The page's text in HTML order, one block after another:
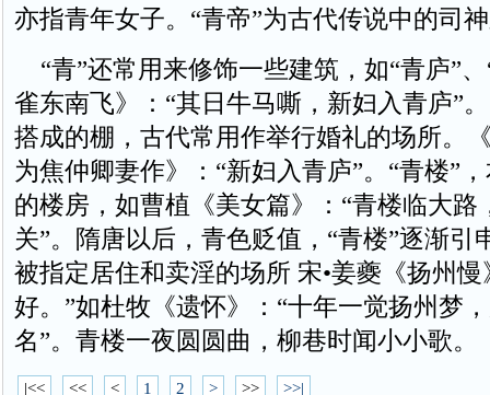
亦指青年女子。“青帝”为古代传说中的司
“青”还常用来修饰一些建筑，如“青庐”
雀东南飞》：“其日牛马嘶，新妇入青庐”
搭成的棚，古代常用作举行婚礼的场所。
为焦仲卿妻作》：“新妇入青庐”。“青楼”
的楼房，如曹植《美女篇》：“青楼临大路
关”。隋唐以后，青色贬值，“青楼”逐渐引
被指定居住和卖淫的场所 宋•姜夔《扬州慢
好。”如杜牧《遗怀》：“十年一觉扬州梦
名”。青楼一夜圆圆曲，柳巷时闻小小歌。
|<< << < 1 2 > >> >>|